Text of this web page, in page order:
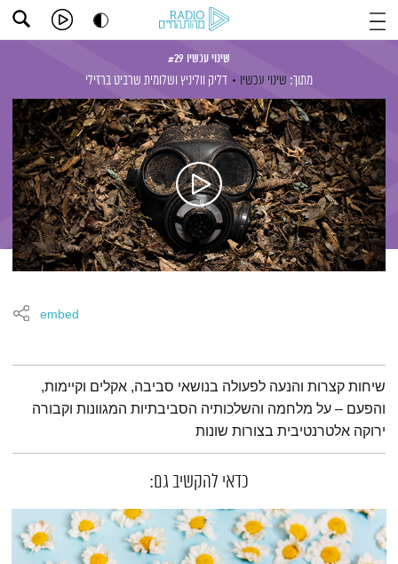
שינוי עכשיו #29
מתוך: שינוי עכשיו דליק ווליניץ ושלומית שרביט ברזילי
embed
תמצית הפודקאסט
שיחות קצרות והנעה לפעולה בנושאי סביבה, אקלים וקיימות,
והפעם – על מלחמה והשלכותיה הסביבתיות המגוונות וקבורה
ירוקה אלטרנטיבית בצורות שונות
כדאי להקשיב גם: